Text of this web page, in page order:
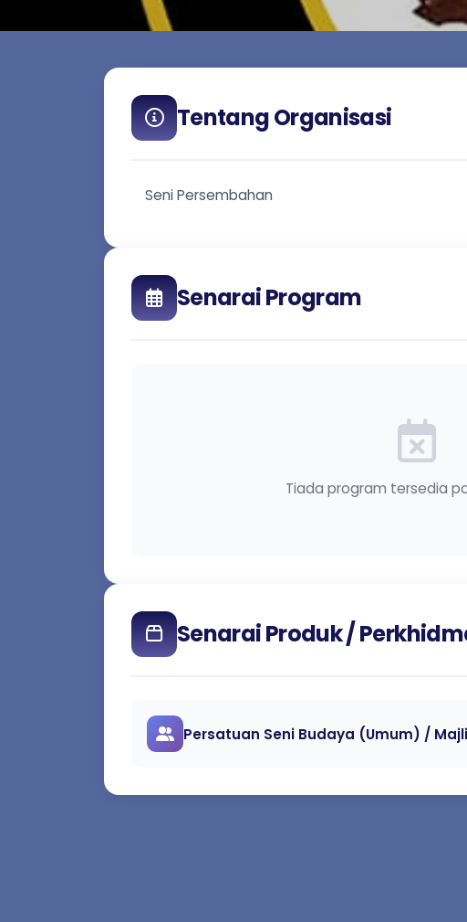
Tentang Organisasi
Seni Persembahan
Senarai Program
Tiada program tersedia
Senarai Produk /
Persatuan Seni Budaya (Umum) /